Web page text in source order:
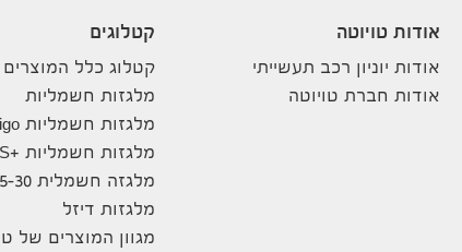
אודות טויוטה
אודות יוניון רכב תעשייתי
אודות חברת טויוטה
קטלוגים
קטלוג כלל המוצרים
מלגזות חשמליות
מלגזות חשמליות Traigo
מלגזות חשמליות +8FBE10-20 SEnS
מלגזה חשמלית 8FBN 15-30
מלגזות דיזל
מגוון המוצרים של